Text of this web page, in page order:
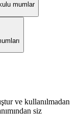
mumlar
ve kullanılmadan
siz